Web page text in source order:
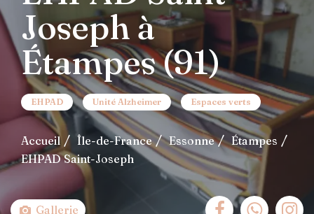
Joseph à
Étampes (91)
EHPAD Unité Alzheimer Espaces verts
Accueil Île-de-France Essonne
Étampes
EHPAD Saint-Joseph
Gallerie